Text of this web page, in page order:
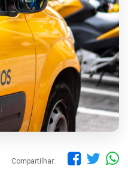
Compartilhar: